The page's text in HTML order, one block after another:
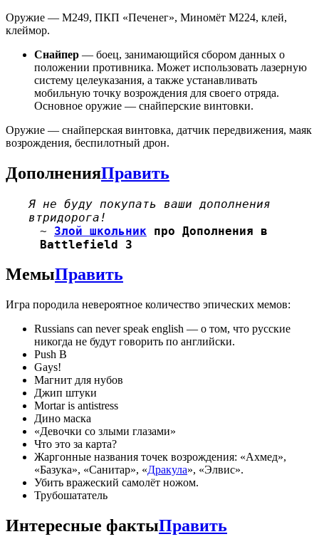
Оружие — M249, ПКП «Печенег», Миномёт М224, клей,
клеймор.
Снайпер — боец, занимающийся сбором данных о
положении противника. Может использовать лазерную
систему целеуказания, а также устанавливать
мобильную точку возрождения для своего отряда.
Основное оружие — снайперские винтовки.
Оружие — снайперская винтовка, датчик передвижения, маяк
возрождения, беспилотный дрон.
ДополненияПравить
Я не буду покупать ваши дополнения
втридорога!
~ Злой школьник про Дополнения в
Battlefield 3
МемыПравить
Игра породила невероятное количество эпических мемов:
Russians can never speak english — о том, что русские
никогда не будут говорить по английски.
Push B
Gays!
Магнит для нубов
Джип штуки
Mortar is antistress
Дино маска
«Девочки со злыми глазами»
Что это за карта?
Жаргонные названия точек возрождения: «Ахмед»,
«Базука», «Санитар», «Дракула», «Элвис».
Убить вражеский самолёт ножом.
Трубошататель
Интересные фактыПравить